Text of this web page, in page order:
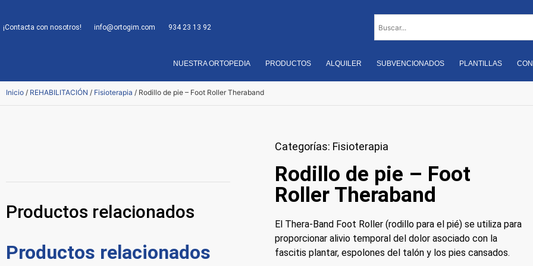
¡Contacta con nosotros! info@ortogim.com 934 23 13 92
NUESTRA ORTOPEDIA PRODUCTOS ALQUILER SUBVENCIONADOS PLANTILLAS
Inicio / REHABILITACIÓN / Fisioterapia / Rodillo de pie – Foot Roller Theraband
Productos relacionados
Productos relacionados
Categorías: Fisioterapia
Rodillo de pie – Foot
Roller Theraband
El Thera-Band Foot Roller (rodillo para el pié) se utiliza para
proporcionar alivio temporal del dolor asociado con la
fascitis plantar, espolones del talón y los pies cansados.